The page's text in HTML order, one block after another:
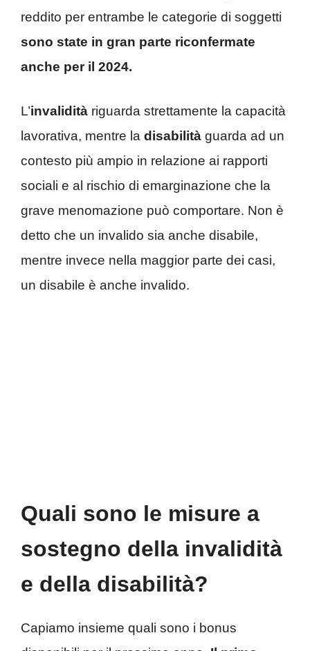
reddito per entrambe le categorie di soggetti
sono state in gran parte riconfermate
anche per il 2024.
L’invalidità riguarda strettamente la capacità
lavorativa, mentre la disabilità guarda ad un
contesto più ampio in relazione ai rapporti
sociali e al rischio di emarginazione che la
grave menomazione può comportare. Non è
detto che un invalido sia anche disabile,
mentre invece nella maggior parte dei casi,
un disabile è anche invalido.
Quali sono le misure a
sostegno della invalidità
e della disabilità?
Capiamo insieme quali sono i bonus